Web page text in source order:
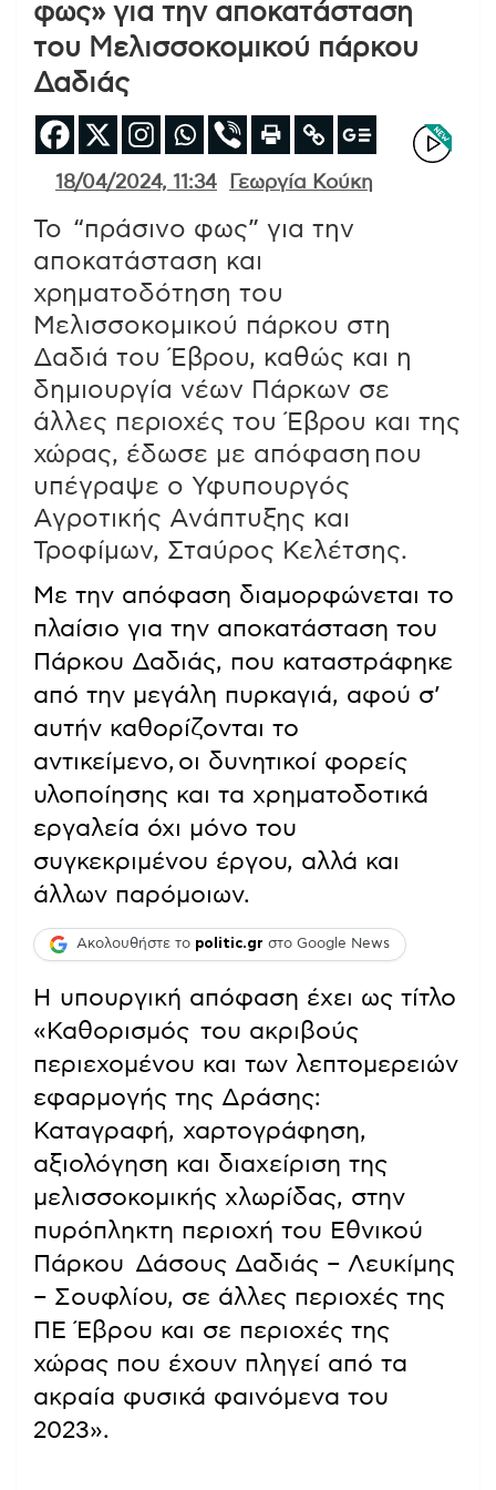
φως» για την αποκατάσταση
του Μελισσοκομικού πάρκου
Δαδιάς
18/04/2024, 11:34 Γεωργία Κούκη
To “πράσινο φως” για την
αποκατάσταση και
χρηματοδότηση του
Μελισσοκομικού πάρκου στη
Δαδιά του Έβρου, καθώς και η
δημιουργία νέων Πάρκων σε
άλλες περιοχές του Έβρου και της
χώρας, έδωσε με απόφαση που
υπέγραψε ο Υφυπουργός
Αγροτικής Ανάπτυξης και
Τροφίμων, Σταύρος Κελέτσης.
Με την απόφαση διαμορφώνεται το
πλαίσιο για την αποκατάσταση του
Πάρκου Δαδιάς, που καταστράφηκε
από την μεγάλη πυρκαγιά, αφού σ’
αυτήν καθορίζονται το
αντικείμενο, οι δυνητικοί φορείς
υλοποίησης και τα χρηματοδοτικά
εργαλεία όχι μόνο του
συγκεκριμένου έργου, αλλά και
άλλων παρόμοιων.
Ακολουθήστε το politic.gr στο Google News
Η υπουργική απόφαση έχει ως τίτλο
«Καθορισμός του ακριβούς
περιεχομένου και των λεπτομερειών
εφαρμογής της Δράσης:
Καταγραφή, χαρτογράφηση,
αξιολόγηση και διαχείριση της
μελισσοκομικής χλωρίδας, στην
πυρόπληκτη περιοχή του Εθνικού
Πάρκου Δάσους Δαδιάς – Λευκίμης
– Σουφλίου, σε άλλες περιοχές της
ΠΕ Έβρου και σε περιοχές της
χώρας που έχουν πληγεί από τα
ακραία φυσικά φαινόμενα του
2023».